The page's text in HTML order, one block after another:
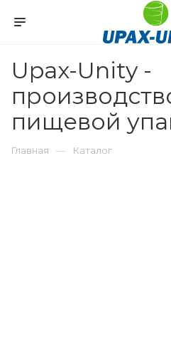
Upax-Unity -
пищевой
Главная — Каталог